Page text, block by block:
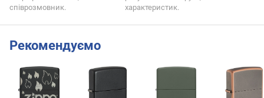
співрозмовник.
характеристик.
Рекомендуємо